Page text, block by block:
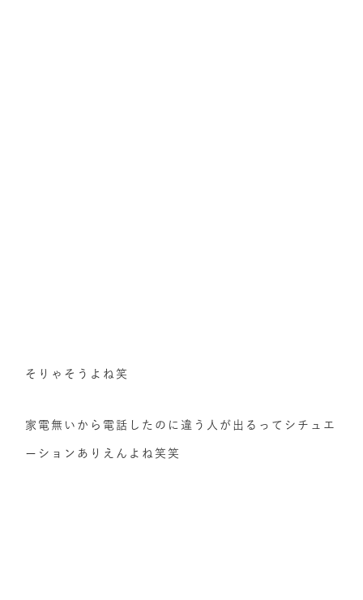
そりゃそうよね笑
家電無いから電話したのに違う人が出るってシチュエ
ーションありえんよね笑笑